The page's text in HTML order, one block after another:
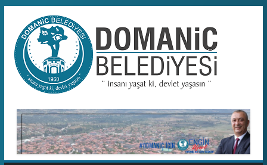
content
Domaniç
Belediyesi
T.C.
DOMANİÇ
BELEDİYESİ